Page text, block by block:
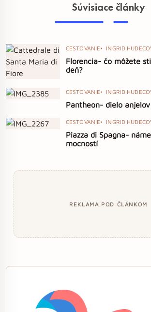
Súvisiace články
CESTOVANIE INGRID
Florencia- čo môžete
deň?
CESTOVANIE INGRID
Pantheon- dielo anjelov
CESTOVANIE INGRID
Piazza di Spagna-
mocností
REKLAMA POD ČLÁNKOM